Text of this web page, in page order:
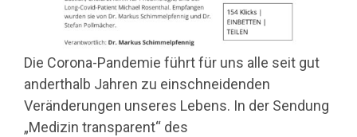
Die Corona-Pandemie führt für uns alle seit gut
anderthalb Jahren zu einschneidenden
Veränderungen unseres Lebens. In der Sendung
„Medizin transparent“ des